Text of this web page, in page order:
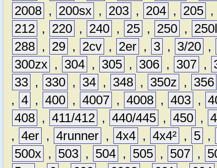
2008 , 200sx , 203 , 204 , 205 ,
212 , 220 , 240 , 25 , 250 ,
288 , 29 , 2cv , 2er , 3 , 3/20 ,
300zx , 304 , 305 , 306 , 307 ,
33 , 330 , 34 , 348 , 350z ,
356
, 4 , 400 , 4007 , 4008 , 403 ,
408 , 411/412 , 440/445 , 450 ,
, 4er , 4runner , 4x4 , 4x4² , 5 ,
500x , 503 , 504 , 505 , 507 ,